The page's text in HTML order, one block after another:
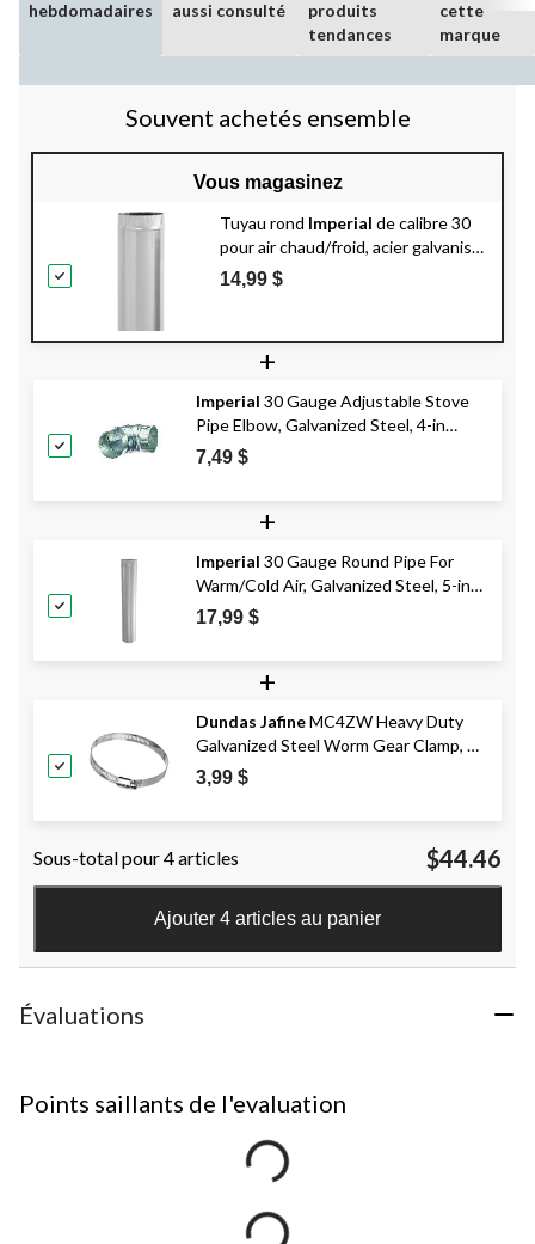
hebdomadaires aussi consulté
produits
tendances
cette
marque
Souvent achetés ensemble
Vous magasinez
Tuyau rond Imperial de calibre 30
pour air chaud/froid, acier galvanisé,
4 po de diamètre, 60 po de longueur
14,99 $
+
Imperial 30 Gauge Adjustable Stove
Pipe Elbow, Galvanized Steel, 4-in
Diameter, 90-Degree
7,49 $
+
Imperial 30 Gauge Round Pipe For
Warm/Cold Air, Galvanized Steel, 5-in
Diameter, 30-in Length
17,99 $
+
Dundas JafineMC4ZW Heavy Duty
Galvanized Steel Worm Gear Clamp, 4-
in
3,99 $
Sous-total pour 4 articles $44.46
Ajouter 4 articles au panier
Évaluations
Points saillants de l'evaluation